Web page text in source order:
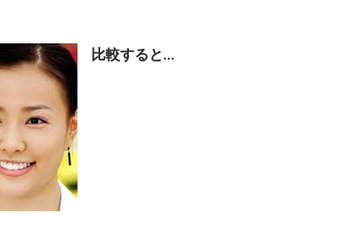
比較すると…